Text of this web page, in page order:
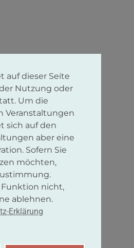
auf dieser Seite
Nutzung oder
Um die
Veranstaltungen
sich auf den
aber eine
Sofern Sie
möchten,
Funktion nicht,
ablehnen.
Erklärung